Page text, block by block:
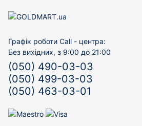
Графік роботи Call - центра:
Без вихідних, з 9:00 до 21:00
(050) 490-03-03
(050) 499-03-03
(050) 463-03-01